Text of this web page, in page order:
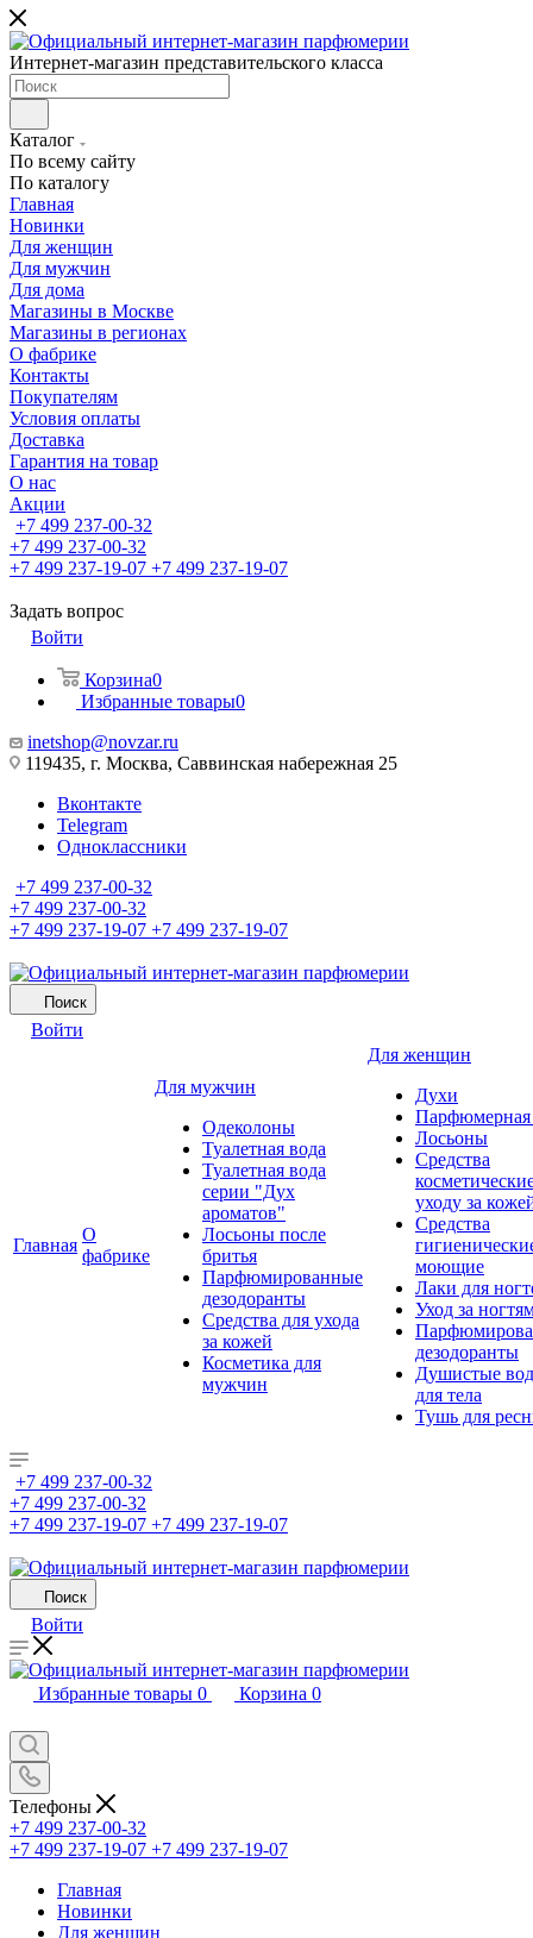
Интернет-магазин представительского класса
Каталог
По всему сайту
По каталогу
Главная
Новинки
Для женщин
Для мужчин
Для дома
Магазины в Москве
Магазины в регионах
О фабрике
Контакты
Покупателям
Условия оплаты
Доставка
Гарантия на товар
О нас
Акции
+7 499 237-00-32
+7 499 237-00-32
+7 499 237-19-07 +7 499 237-19-07
Задать вопрос
Войти
Корзина0
Избранные товары0
inetshop@novzar.ru
119435, г. Москва, Саввинская набережная 25
Вконтакте
Telegram
Одноклассники
+7 499 237-00-32
+7 499 237-00-32
+7 499 237-19-07 +7 499 237-19-07
Поиск
Войти
Главная
О
фабрике
Для мужчин
Одеколоны
Туалетная вода
Туалетная вода
серии "Дух
ароматов"
Лосьоны после
бритья
Парфюмированные
дезодоранты
Средства для ухода
за кожей
Косметика для
мужчин
Для женщин
Духи
Парфюмерная
Лосьоны
Средства
уходу за
Средства
моющие
Лаки для
Уход за
дезодоранты
Душистые
для тела
Тушь для
+7 499 237-00-32
+7 499 237-00-32
+7 499 237-19-07 +7 499 237-19-07
Поиск
Войти
Избранные товары 0 Корзина 0
Телефоны
+7 499 237-00-32
+7 499 237-19-07 +7 499 237-19-07
Главная
Новинки
Для женщин